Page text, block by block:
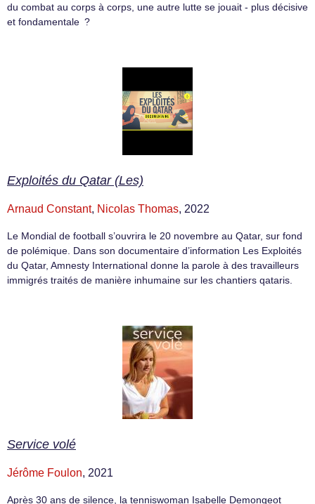
du combat au corps à corps, une autre lutte se jouait - plus décisive
et fondamentale ?
Exploités du Qatar (Les)
Arnaud Constant, Nicolas Thomas, 2022
Le Mondial de football s’ouvrira le 20 novembre au Qatar, sur fond
de polémique. Dans son documentaire d’information Les Exploités
du Qatar, Amnesty International donne la parole à des travailleurs
immigrés traités de manière inhumaine sur les chantiers qataris.
Service volé
Jérôme Foulon, 2021
Après 30 ans de silence, la tenniswoman Isabelle Demongeot